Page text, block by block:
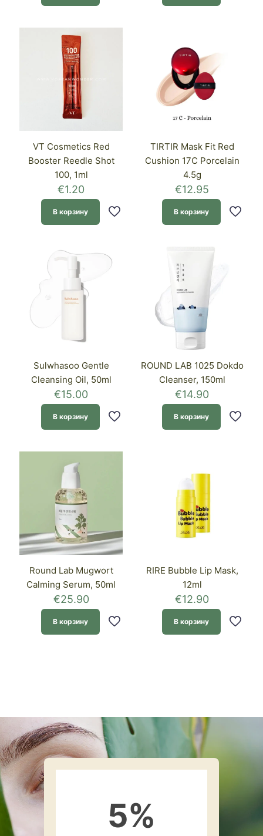
VT Cosmetics Red
Booster Reedle Shot
100, 1ml
€1.20
В корзину
TIRTIR Mask Fit Red
Cushion 17C Porcelain
4.5g
€12.95
В корзину
Sulwhasoo Gentle
Cleansing Oil, 50ml
€15.00
В корзину
ROUND LAB 1025 Dokdo
Cleanser, 150ml
€14.90
В корзину
Round Lab Mugwort
Calming Serum, 50ml
€25.90
В корзину
RIRE Bubble Lip Mask,
12ml
€12.90
В корзину
5%